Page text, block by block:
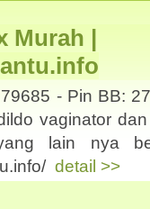
Murah |
- Pin BB:
vaginator
lain nya
detail >>